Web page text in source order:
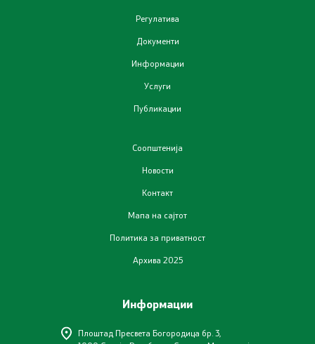
Регулатива
Документи
Информации
Услуги
Публикации
Соопштенија
Новости
Контакт
Мапа на сајтот
Политика за приватност
Архива 2025
Информации
Плоштад Пресвета Богородица бр. 3,